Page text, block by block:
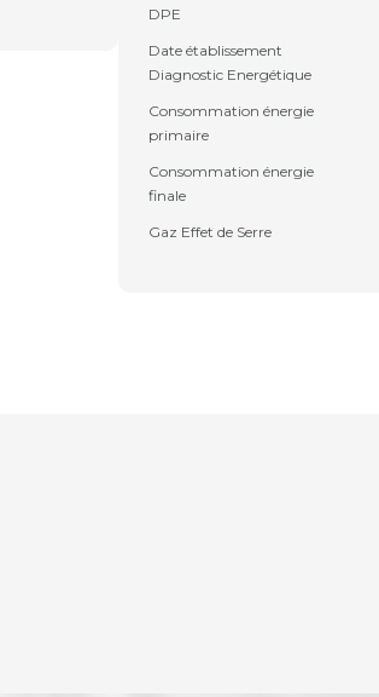
DPE
Date établissement
Diagnostic Energétique
Consommation énergie
primaire
Consommation énergie
finale
Gaz Effet de Serre